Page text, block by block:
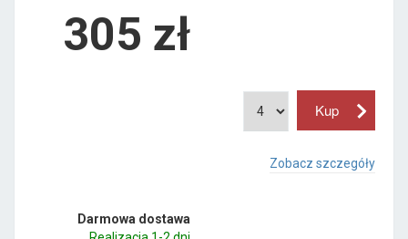
305 zł
Zobacz szczegóły
Darmowa dostawa